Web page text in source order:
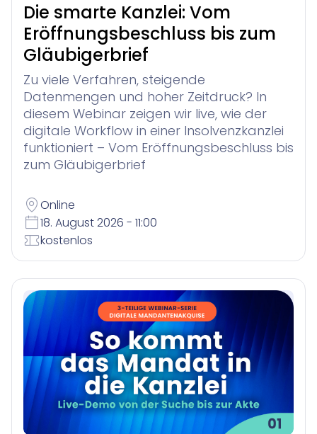
Die smarte Kanzlei: Vom
Eröffnungsbeschluss bis zum
Gläubigerbrief
Zu viele Verfahren, steigende
Datenmengen und hoher Zeitdruck? In
diesem Webinar zeigen wir live, wie der
digitale Workflow in einer Insolvenzkanzlei
funktioniert – Vom Eröffnungsbeschluss bis
zum Gläubigerbrief
Online
18. August 2026 - 11:00
kostenlos